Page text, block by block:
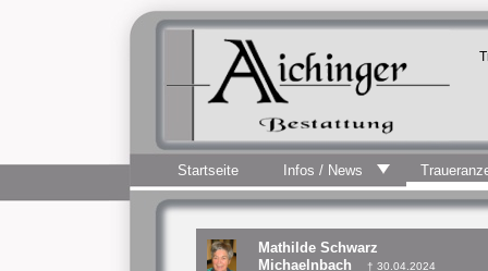
Startseite Infos / News
Mathilde Schwarz
Michaelnbach
† 30.04.2024